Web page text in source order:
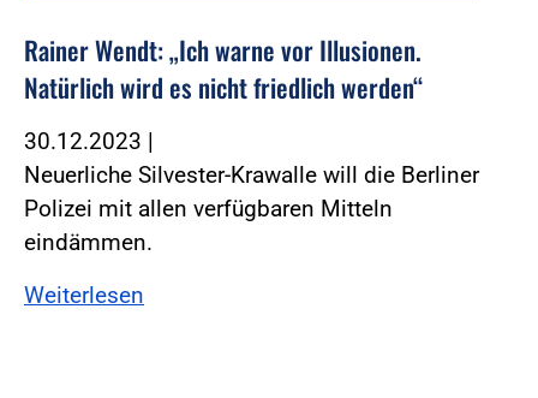
Rainer Wendt: „Ich warne vor Illusionen.
Natürlich wird es nicht friedlich werden“
30.12.2023 |
Neuerliche Silvester-Krawalle will die Berliner
Polizei mit allen verfügbaren Mitteln
eindämmen.
Weiterlesen